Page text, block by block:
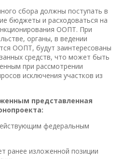
сбора должны поступать в
бюджеты и расходоваться на
ООПТ. При
органы, в ведении
ООПТ, будут заинтересованы
средств, что может быть
при рассмотрении
исключения участков из
представленная
федеральным
ранее изложенной позиции